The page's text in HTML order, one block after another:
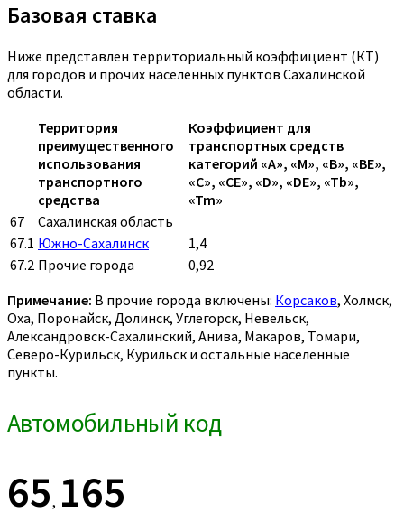
Базовая ставка
Ниже представлен территориальный коэффициент (КТ)
для городов и прочих населенных пунктов Сахалинской
области.
Территория
преимущественного
использования
транспортного
средства
Коэффициент для
транспортных средств
категорий «A», «M», «B», «BE»,
«C», «CE», «D», «DE», «Tb»,
«Tm»
67
Сахалинская область
67.1 Южно-Сахалинск
1,4
67.2 Прочие города
0,92
Примечание: В прочие города включены: Корсаков, Холмск,
Оха, Поронайск, Долинск, Углегорск, Невельск,
Александровск-Сахалинский, Анива, Макаров, Томари,
Северо-Курильск, Курильск и остальные населенные
пункты.
Автомобильный код
65, 165